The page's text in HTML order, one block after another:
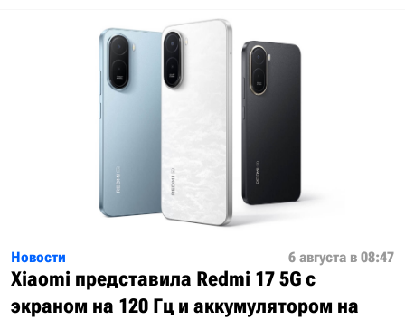
Новости 6 августа в 08:47
Xiaomi представила Redmi 17 5G с
экраном на 120 Гц и аккумулятором на